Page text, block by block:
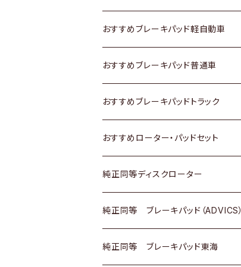
スズキ
日産
いすゞ
ダイハツ
マツダ
三菱
スバル
ホンダ
スズキ
日産
いすゞ
ダイハツ
マツダ
三菱
トヨタ
スズキ
日産
いすゞ
ダイハツ
三菱
日野
おすすめブレーキパッド軽自動車
トヨタ
ホンダ
スズキ
日産
ダイハツ
マツダ
おすすめブレーキパッド普通車
トヨタ
ホンダ
スズキ
日産
いすゞ
おすすめブレーキパッドトラック
トヨタ
日産
いすゞ
ダイハツ
おすすめローター・パッドセット
トヨタ
ホンダ
スズキ
純正同等ディスクローター
トヨタ
ホンダ
純正同等 ブレーキパッド（ADVICS）
トヨタ
純正同等 ブレーキパッド東海